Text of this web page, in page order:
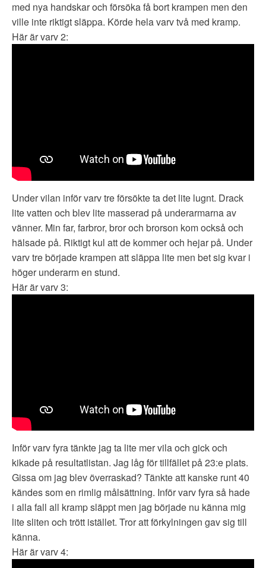
med nya handskar och försöka få bort krampen men den
ville inte riktigt släppa. Körde hela varv två med kramp.
Här är varv 2:
Under vilan inför varv tre försökte ta det lite lugnt. Drack
lite vatten och blev lite masserad på underarmarna av
vänner. Min far, farbror, bror och brorson kom också och
hälsade på. Riktigt kul att de kommer och hejar på. Under
varv tre började krampen att släppa lite men bet sig kvar i
höger underarm en stund.
Här är varv 3:
Inför varv fyra tänkte jag ta lite mer vila och gick och
kikade på resultatlistan. Jag låg för tillfället på 23:e plats.
Gissa om jag blev överraskad? Tänkte att kanske runt 40
kändes som en rimlig målsättning. Inför varv fyra så hade
i alla fall all kramp släppt men jag började nu känna mig
lite sliten och trött istället. Tror att förkylningen gav sig till
känna.
Här är varv 4: